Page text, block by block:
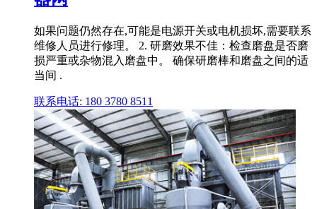
如果问题仍然存在,可能是电源开关或电机损坏,需要联系
维修人员进行修理。 2. 研磨效果不佳：检查磨盘是否磨
损严重或杂物混入磨盘中。 确保研磨棒和磨盘之间的适
当间 .
联系电话: 180 3780 8511